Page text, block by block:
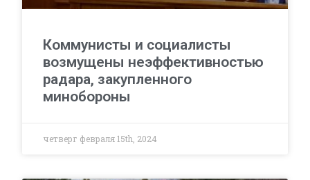
Коммунисты и социалисты
возмущены неэффективностью
радара, закупленного
минобороны
четверг февраля 15th, 2024